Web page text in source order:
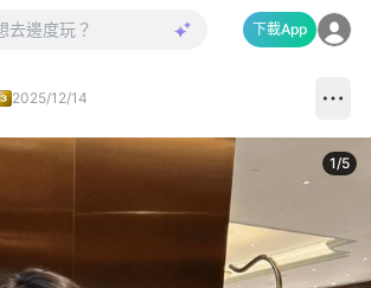
下載App
2025/12/14
1/5